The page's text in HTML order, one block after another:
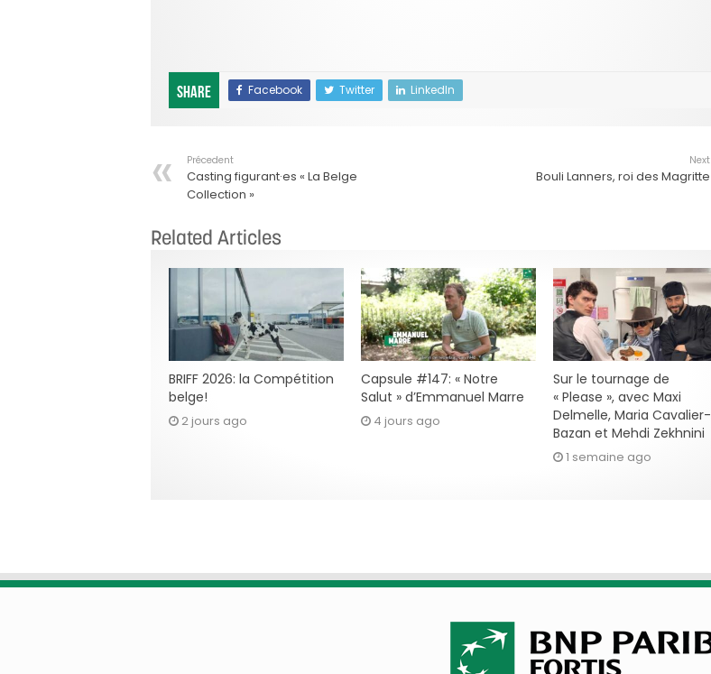
Share Facebook Twitter LinkedIn
Précedent
Casting figurant·es « La Belge
Collection »
Next
Bouli Lanners, roi des Magritte
Related Articles
BRIFF 2026: la Compétition
belge!
2 jours ago
Capsule #147: « Notre
Salut » d’Emmanuel Marre
4 jours ago
Sur le tournage de
« Please », avec Maxi
Delmelle, Maria Cavalier-
Bazan et Mehdi Zekhnini
1 semaine ago